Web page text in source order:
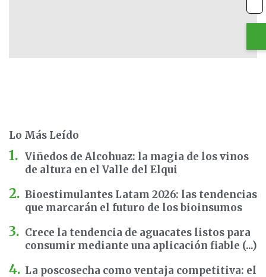
Lo Más Leído
Viñedos de Alcohuaz: la magia de los vinos
de altura en el Valle del Elqui
Bioestimulantes Latam 2026: las tendencias
que marcarán el futuro de los bioinsumos
Crece la tendencia de aguacates listos para
consumir mediante una aplicación fiable (...)
La poscosecha como ventaja competitiva: el